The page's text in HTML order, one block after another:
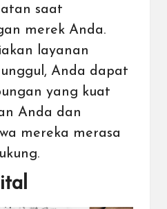
saat
merek Anda.
layanan
Anda dapat
yang kuat
Anda dan
mereka merasa